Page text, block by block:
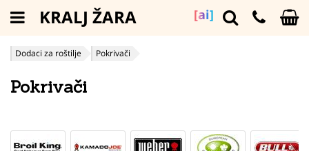
[ai]
KRALJ ŽARA
Dodaci za roštilje Pokrivači
Pokrivači